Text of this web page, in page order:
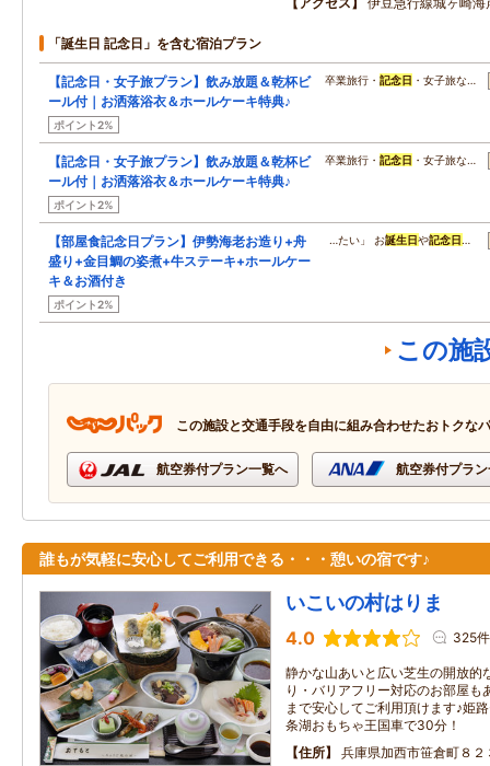
「誕生日 記念日」を含む宿泊プラン
【記念日・女子旅プラン】飲み放題＆乾杯ビ
ール付｜お洒落浴衣＆ホールケーキ特典♪
ポイント2%
卒業旅行・ 記念日 ・女子旅な…
【記念日・女子旅プラン】飲み放題＆乾杯ビ
ール付｜お洒落浴衣＆ホールケーキ特典♪
ポイント2%
卒業旅行・ 記念日 ・女子旅な…
【部屋食記念日プラン】伊勢海老お造り+舟
盛り+金目鯛の姿煮+牛ステーキ+ホールケー
キ＆お酒付き
ポイント2%
…たい」 お誕生日や記念日 …
この施
この施設と交通手段を自由に組み合わせたおトクな
航空券付プラン一覧へ 航空券付プラ
誰もが気軽に安心してご利用できる・・・憩いの宿です♪
いこいの村はりま
4.0 325件
静かな山あいと広い芝生の開放的
り・バリアフリー対応のお部屋も
まで安心してご利用頂けます♪
条湖おもちゃ王国車で30分！
住所
兵庫県加西市笹倉町８２